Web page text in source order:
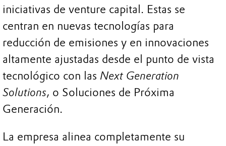
iniciativas de venture capital. Estas se
centran en nuevas tecnologías para
reducción de emisiones y en innovaciones
altamente ajustadas desde el punto de vista
tecnológico con las Next Generation
Solutions, o Soluciones de Próxima
Generación.
La empresa alinea completamente su